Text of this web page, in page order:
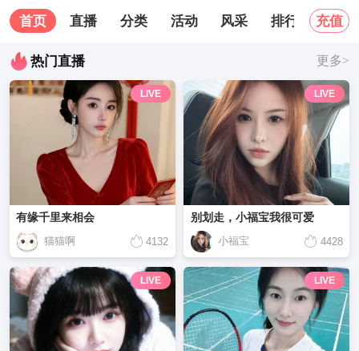
充值
首页 直播 分类 活动 风采 排行榜 关
热门直播 更多>
LIVE
有缘千里来相会
猫猫啊 4132
LIVE
别划走，小福宝我很可爱
小福宝 4428
LIVE LIVE